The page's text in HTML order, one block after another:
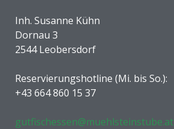
Inh. Susanne Kühn
Dornau 3
2544 Leobersdorf
Reservierungshotline (Mi. bis So.):
+43 664 860 15 37
gutfischessen@muehlsteinstube.at